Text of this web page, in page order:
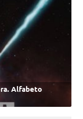
Alfabeto